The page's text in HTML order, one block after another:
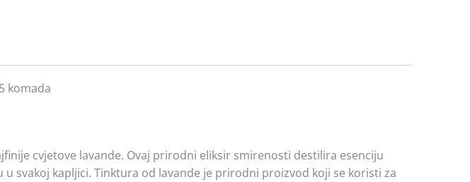
komada
cvjetove lavande. Ovaj prirodni eliksir smirenosti destilira esenciju
svakoj kapljici. Tinktura od lavande je prirodni proizvod koji se koristi za